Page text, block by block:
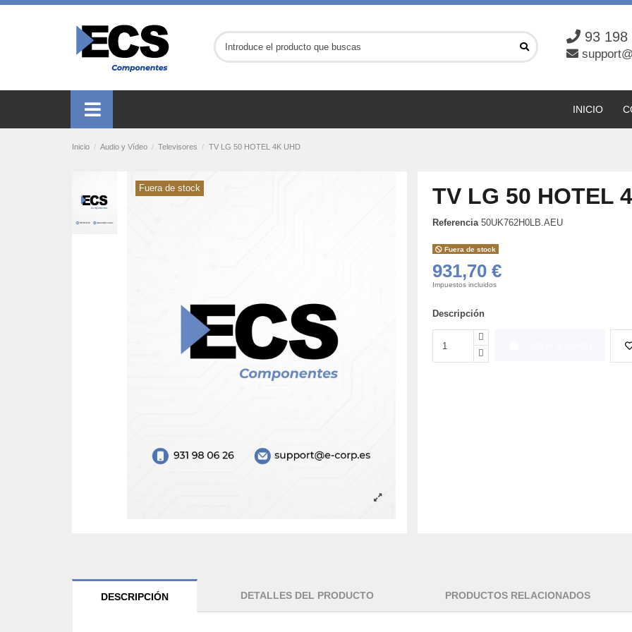
93 198
INICIO
Inicio Audio y Vídeo Televisores TV LG 50 HOTEL 4K UHD
Fuera de stock TV LG 50 HOTEL
Referencia 50UK762H0LB.AEU
Fuera de stock
931,70 €
Impuestos incluidos
Descripción
DESCRIPCIÓN DETALLES DEL PRODUCTO PRODUCTOS RELACIONADOS